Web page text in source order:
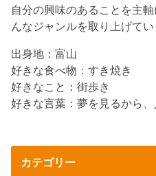
自分の興味のあることを主
んなジャンルを取り上げてい
出身地：富山
好きな食べ物：すき焼き
好きなこと：街歩き
好きな言葉：夢を見るから、
カテゴリー